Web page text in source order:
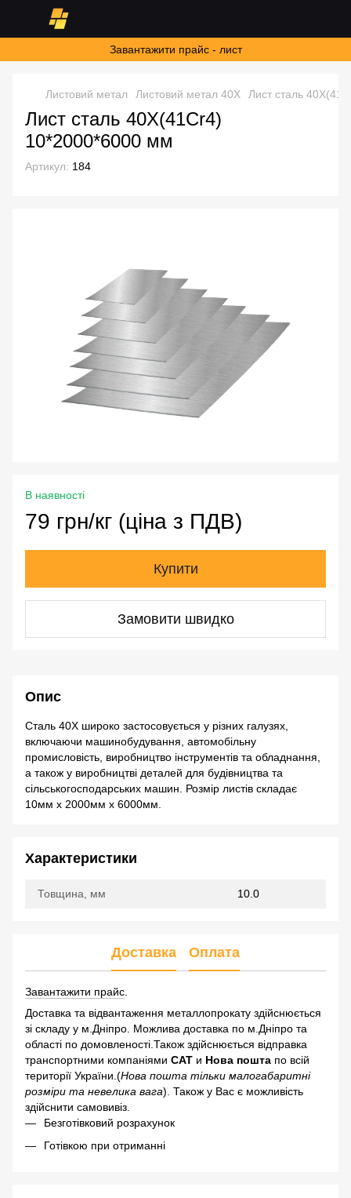
Завантажити прайс - лист
Листовий метал Листовий метал 40Х Лист сталь
Лист сталь 40Х(41Cr4)
10*2000*6000 мм
Артикул: 184
В наявності
79 грн/кг (ціна з ПДВ)
Купити
Замовити швидко
Опис
Сталь 40Х широко застосовується у різних галузях,
включаючи машинобудування, автомобільну
промисловість, виробництво інструментів та обладнання,
а також у виробництві деталей для будівництва та
сільськогосподарських машин. Розмір листів складає
10мм х 2000мм х 6000мм.
Характеристики
Товщина, мм 10.0
Доставка Оплата
Завантажити прайс
Доставка та відвантаження металлопрокату здійснюється
зі складу у м.Дніпро. Можлива доставка по м.Дніпро та
області по домовленості.Також здійснюється відправка
транспортними компаніями САТ и Нова пошта по всій
території України.(Нова пошта тільки малогабаритні
розміри та невелика вага). Також у Вас є можливість
здійснити самовивіз.
Безготівковий розрахунок
Готівкою при отриманні